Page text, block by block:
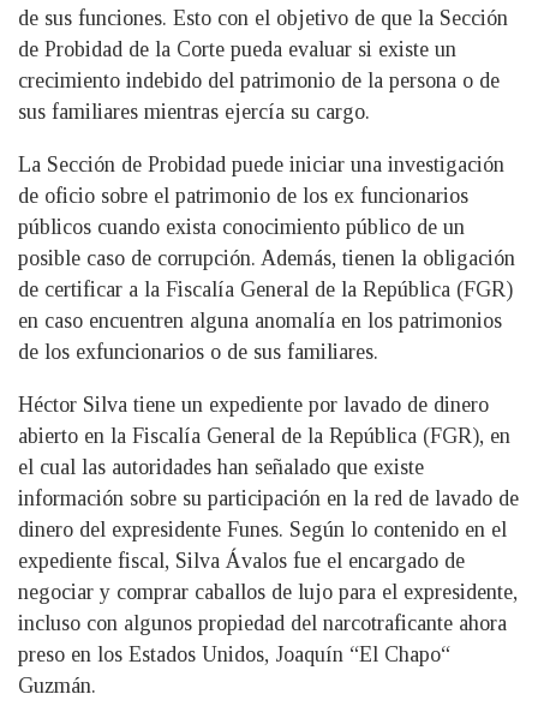
de sus funciones. Esto con el objetivo de que la Sección
de Probidad de la Corte pueda evaluar si existe un
crecimiento indebido del patrimonio de la persona o de
sus familiares mientras ejercía su cargo.
La Sección de Probidad puede iniciar una investigación
de oficio sobre el patrimonio de los ex funcionarios
públicos cuando exista conocimiento público de un
posible caso de corrupción. Además, tienen la obligación
de certificar a la Fiscalía General de la República (FGR)
en caso encuentren alguna anomalía en los patrimonios
de los exfuncionarios o de sus familiares.
Héctor Silva tiene un expediente por lavado de dinero
abierto en la Fiscalía General de la República (FGR), en
el cual las autoridades han señalado que existe
información sobre su participación en la red de lavado de
dinero del expresidente Funes. Según lo contenido en el
expediente fiscal, Silva Ávalos fue el encargado de
negociar y comprar caballos de lujo para el expresidente,
incluso con algunos propiedad del narcotraficante ahora
preso en los Estados Unidos, Joaquín “El Chapo“
Guzmán.